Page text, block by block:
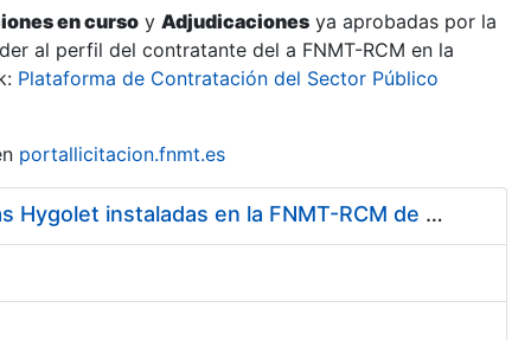
en curso y Adjudicaciones ya aprobadas por la
al perfil del contratante del a FNMT-RCM en la
Plataforma de Contratación del Sector Público
portallicitacion.fnmt.es
Servicio de Mantenimiento y Adquisición de las Tapas Automáticas Hygolet instaladas en la FNMT-RCM de Madrid, y el Suministro de Rollos de Plásticos Originales